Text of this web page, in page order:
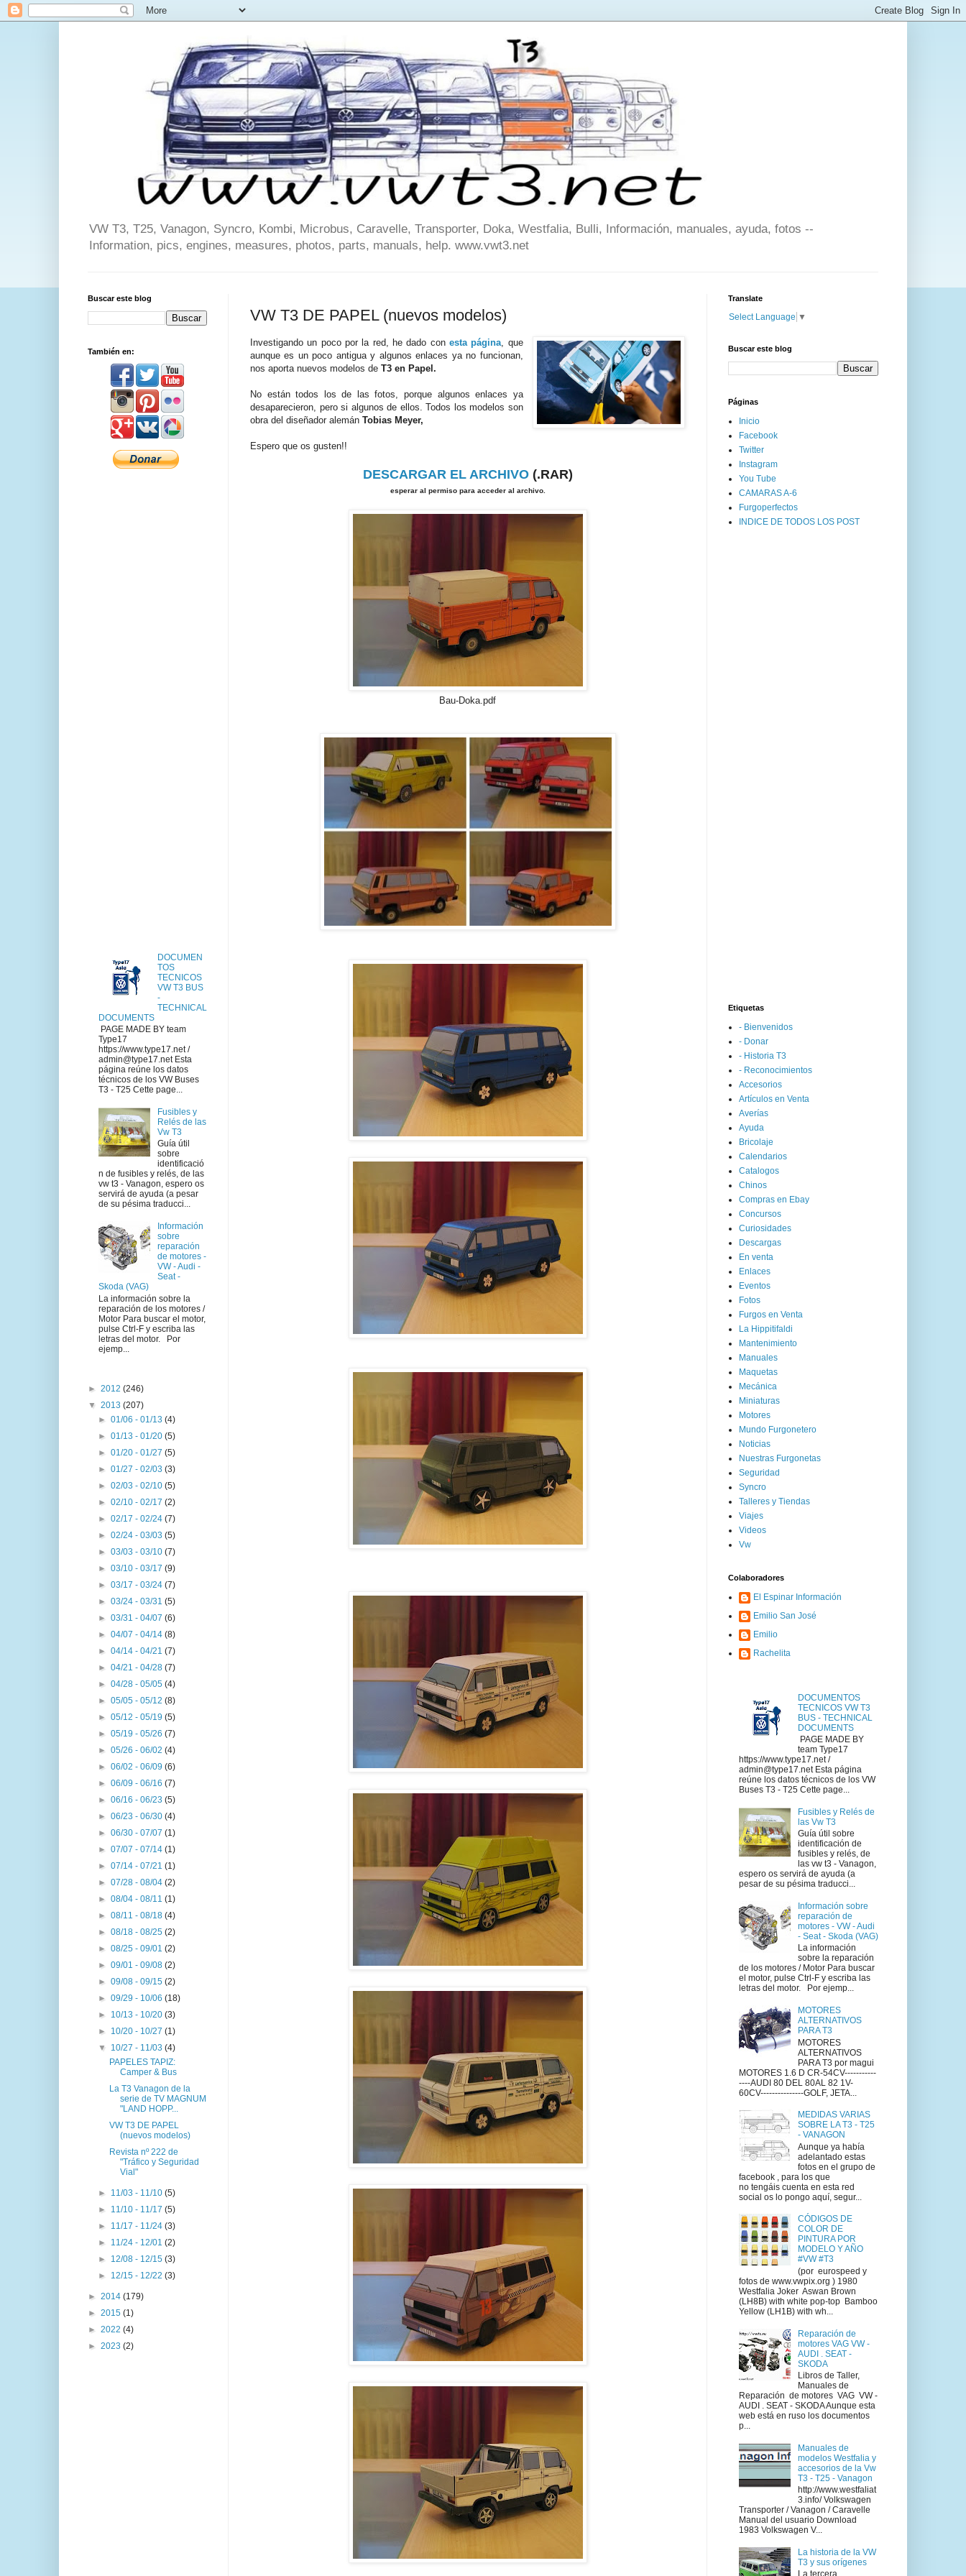
VW T3, T25, Vanagon, Syncro, Kombi, Microbus, Caravelle, Transporter, Doka, Westfalia, Bulli, Información, manuales, ayuda, fotos --
Information, pics, engines, measures, photos, parts, manuals, help. www.vwt3.net
VW T3 DE PAPEL (nuevos modelos)
Investigando un poco por la red, he dado conesta página, que
aunque es un poco antigua y algunos enlaces ya no funcionan,
nos aporta nuevos modelos de T3 en Papel.
No están todos los de las fotos, porque algunos enlaces ya
desaparecieron, pero si algunos de ellos. Todos los modelos son
obra del diseñador alemán Tobias Meyer,
Espero que os gusten!!
DESCARGAR EL ARCHIVO (.RAR)
esperar al permiso para acceder al archivo.
Bau-Doka.pdf
Buscar este blog
También en:
DOCUMEN
TOS
TECNICOS
VW T3 BUS
-
TECHNICAL
DOCUMENTS
PAGE MADE BY team
Type17
https://www.type17.net /
admin@type17.net Esta
página reúne los datos
técnicos de los VW Buses
T3 - T25 Cette page...
Fusibles y
Relés de las
Vw T3
Guía útil
sobre
identificació
n de fusibles y relés, de las
vw t3 - Vanagon, espero os
servirá de ayuda (a pesar
de su pésima traducci...
Información
sobre
reparación
de motores -
VW - Audi -
Seat -
Skoda (VAG)
La información sobre la
reparación de los motores /
Motor Para buscar el motor,
pulse Ctrl-F y escriba las
letras del motor. Por
ejemp...
► 2012 (246)
▼ 2013 (207)
►01/06 - 01/13(4)
►01/13 - 01/20(5)
►01/20 - 01/27(5)
►01/27 - 02/03(3)
►02/03 - 02/10(5)
►02/10 - 02/17(2)
►02/17 - 02/24(7)
►02/24 - 03/03(5)
►03/03 - 03/10(7)
►03/10 - 03/17(9)
►03/17 - 03/24(7)
►03/24 - 03/31(5)
►03/31 - 04/07(6)
►04/07 - 04/14(8)
►04/14 - 04/21(7)
►04/21 - 04/28(7)
►04/28 - 05/05(4)
►05/05 - 05/12(8)
►05/12 - 05/19(5)
►05/19 - 05/26(7)
►05/26 - 06/02(4)
►06/02 - 06/09(6)
►06/09 - 06/16(7)
►06/16 - 06/23(5)
►06/23 - 06/30(4)
►06/30 - 07/07(1)
►07/07 - 07/14(1)
►07/14 - 07/21(1)
►07/28 - 08/04(2)
►08/04 - 08/11(1)
►08/11 - 08/18(4)
►08/18 - 08/25(2)
►08/25 - 09/01(2)
►09/01 - 09/08(2)
►09/08 - 09/15(2)
►09/29 - 10/06(18)
► 10/13 - 10/20(3)
► 10/20 - 10/27(1)
▼ 10/27 - 11/03(4)
PAPELES TAPIZ:
Camper & Bus
La T3 Vanagon de la
serie de TV MAGNUM
"LAND HOPP...
VW T3 DE PAPEL
(nuevos modelos)
Revista nº 222 de
"Tráfico y Seguridad
Vial"
► 11/03 - 11/10(5)
► 11/10 - 11/17(5)
► 11/17 - 11/24(3)
► 11/24 - 12/01(2)
► 12/08 - 12/15(3)
► 12/15 - 12/22(3)
► 2014 (179)
► 2015 (1)
► 2022 (4)
► 2023 (2)
Translate
Select Language ▼
Buscar este blog
Páginas
Inicio
Facebook
Twitter
Instagram
You Tube
CAMARAS A-6
Furgoperfectos
INDICE DE TODOS LOS POST
Etiquetas
- Bienvenidos
- Donar
- Historia T3
- Reconocimientos
Accesorios
Artículos en Venta
Averías
Ayuda
Bricolaje
Calendarios
Catalogos
Chinos
Compras en Ebay
Concursos
Curiosidades
Descargas
En venta
Enlaces
Eventos
Fotos
Furgos en Venta
La Hippitifaldi
Mantenimiento
Manuales
Maquetas
Mecánica
Miniaturas
Motores
Mundo Furgonetero
Noticias
Nuestras Furgonetas
Seguridad
Syncro
Talleres y Tiendas
Viajes
Videos
Vw
Colaboradores
El Espinar Información
Emilio San José
Emilio
Rachelita
DOCUMENTOS
TECNICOS VW T3
BUS - TECHNICAL
DOCUMENTS
PAGE MADE BY
team Type17
https://www.type17.net /
admin@type17.net Esta página
reúne los datos técnicos de los VW
Buses T3 - T25 Cette page...
Fusibles y Relés de
las Vw T3
Guía útil sobre
identificación de
fusibles y relés, de
las vw t3 - Vanagon,
espero os servirá de ayuda (a
pesar de su pésima traducci...
Información sobre
reparación de
motores - VW - Audi
- Seat - Skoda (VAG)
La información
sobre la reparación
de los motores / Motor Para buscar
el motor, pulse Ctrl-F y escriba las
letras del motor. Por ejemp...
MOTORES
ALTERNATIVOS
PARA T3
MOTORES
ALTERNATIVOS
PARA T3 por magui
MOTORES 1.6 D CR-54CV-----------
----AUDI 80 DEL 80AL 82 1V-
60CV---------------GOLF, JETA...
MEDIDAS VARIAS
SOBRE LA T3 - T25
- VANAGON
Aunque ya había
adelantado estas
fotos en el grupo de
facebook , para los que
no tengáis cuenta en esta red
social os lo pongo aquí, segur...
CÓDIGOS DE
COLOR DE
PINTURA POR
MODELO Y AÑO
#VW #T3
(por eurospeed y
fotos de www.vwpix.org ) 1980
Westfalia Joker Aswan Brown
(LH8B) with white pop-top Bamboo
Yellow (LH1B) with wh...
Reparación de
motores VAG VW -
AUDI . SEAT -
SKODA
Libros de Taller,
Manuales de
Reparación de motores VAG VW -
AUDI . SEAT - SKODA Aunque esta
web está en ruso los documentos
p...
Manuales de
modelos Westfalia y
accesorios de la Vw
T3 - T25 - Vanagon
http://www.westfaliat
3.info/ Volkswagen
Transporter / Vanagon / Caravelle
Manual del usuario Download
1983 Volkswagen V...
La historia de la VW
T3 y sus orígenes